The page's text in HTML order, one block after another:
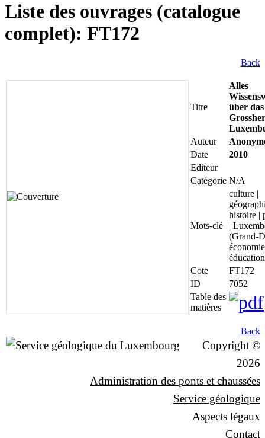
Liste des ouvrages (catalogue
complet): FT172
Back
Titre
Alles
über das
Auteur
Date
2010
Editeur
Catégorie N/A
Mots-clé
culture |
histoire |
|
(Grand-
éducation
Cote
FT172
ID
7052
Table des
matières
Back
Copyright ©
2026
Administration des ponts et chaussées
Service géologique
Aspects légaux
Contact